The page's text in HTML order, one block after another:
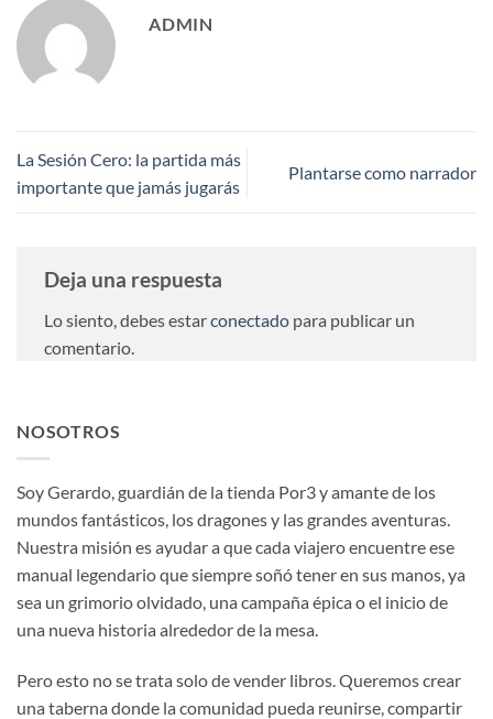
ADMIN
La Sesión Cero: la partida más
importante que jamás jugarás
Plantarse como narrador
Deja una respuesta
Lo siento, debes estarconectado para publicar un
comentario.
NOSOTROS
Soy Gerardo, guardián de la tienda Por3 y amante de los
mundos fantásticos, los dragones y las grandes aventuras.
Nuestra misión es ayudar a que cada viajero encuentre ese
manual legendario que siempre soñó tener en sus manos, ya
sea un grimorio olvidado, una campaña épica o el inicio de
una nueva historia alrededor de la mesa.
Pero esto no se trata solo de vender libros. Queremos crear
una taberna donde la comunidad pueda reunirse, compartir